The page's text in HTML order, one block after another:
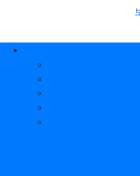
메인 메뉴